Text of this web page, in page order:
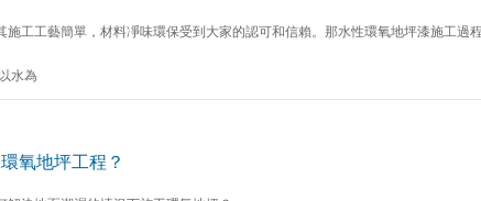
施工工藝簡單，材料凈味環保受到大家的認可和信賴。那水性環氧地坪漆施工過
水為
氧地坪工程？